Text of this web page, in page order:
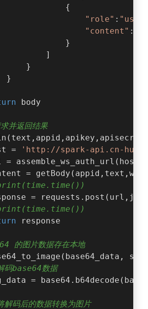
{
"role" :
"content"
}
]
}
}
body
并返回结果
(
=
'http://spark-api.cn-
=
=
=
response
的图片数据存在本地
( base64_data,
码base64数据
=
码后的数据转换为图片